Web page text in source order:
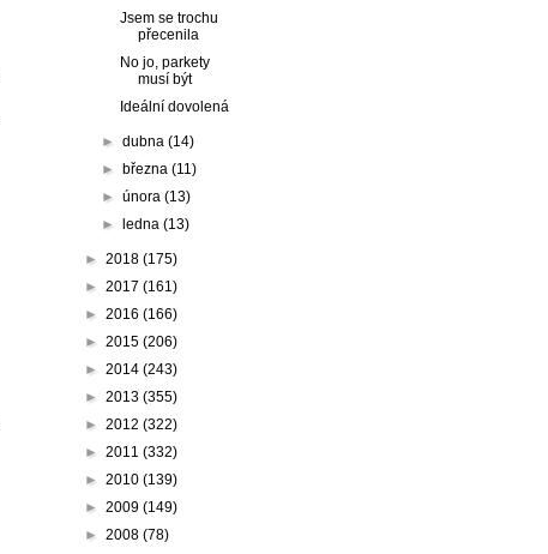
Jsem se trochu
přecenila
No jo, parkety
musí být
Ideální dovolená
►dubna(14)
► března(11)
►února(13)
►
ledna(13)
► 2018 (175)
► 2017 (161)
► 2016 (166)
► 2015 (206)
► 2014 (243)
► 2013 (355)
► 2012 (322)
► 2011 (332)
► 2010 (139)
► 2009 (149)
► 2008 (78)